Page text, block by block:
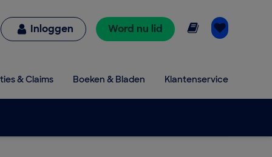
Inloggen Word nu lid Online lezen
& Claims Boeken & Bladen Klantenservice